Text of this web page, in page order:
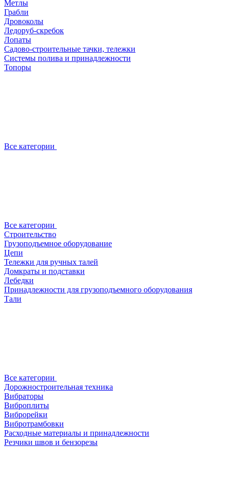
Метлы
Грабли
Дровоколы
Ледоруб-скребок
Лопаты
Садово-строительные тачки, тележки
Системы полива и принадлежности
Топоры
Все категории
Все категории
Строительство
Грузоподъемное оборудование
Цепи
Тележки для ручных талей
Домкраты и подставки
Лебедки
Принадлежности для грузоподъемного оборудования
Тали
Все категории
Дорожностроительная техника
Вибраторы
Виброплиты
Виброрейки
Вибротрамбовки
Расходные материалы и принадлежности
Резчики швов и бензорезы